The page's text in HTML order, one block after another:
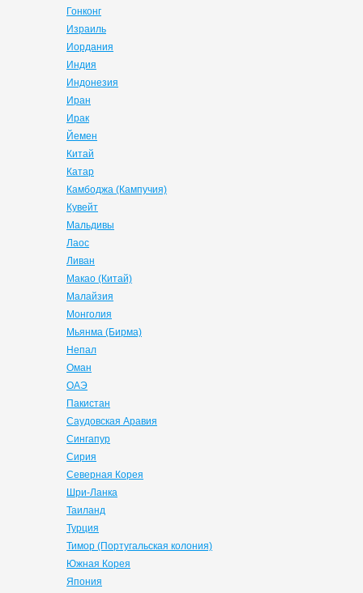
Гонконг
Израиль
Иордания
Индия
Индонезия
Иран
Ирак
Йемен
Китай
Катар
Камбоджа (Кампучия)
Кувейт
Мальдивы
Лаос
Ливан
Макао (Китай)
Малайзия
Монголия
Мьянма (Бирма)
Непал
Оман
ОАЭ
Пакистан
Саудовская Аравия
Сингапур
Сирия
Северная Корея
Шри-Ланка
Таиланд
Турция
Тимор (Португальская колония)
Южная Корея
Япония